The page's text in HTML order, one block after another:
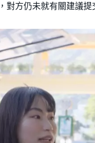
對方仍未就有關建議